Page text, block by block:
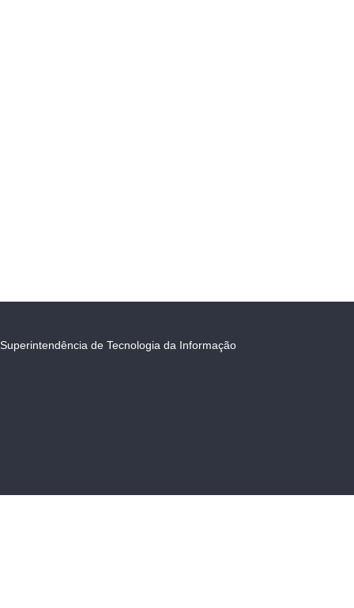
Superintendência de Tecnologia da Informação